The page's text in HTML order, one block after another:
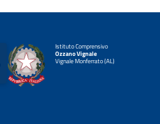
Istituto Comprensivo
Ozzano Vignale
Vignale Monferrato (AL)